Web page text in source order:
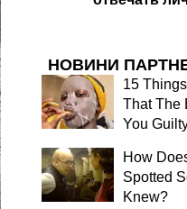
НОВИНИ
15
That The
You
How
Spotted
Knew?